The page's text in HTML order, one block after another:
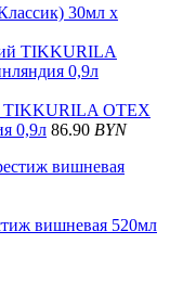
30мл х
TIKKURILA OTEX
0,9л 86.90 BYN
вишневая 520мл